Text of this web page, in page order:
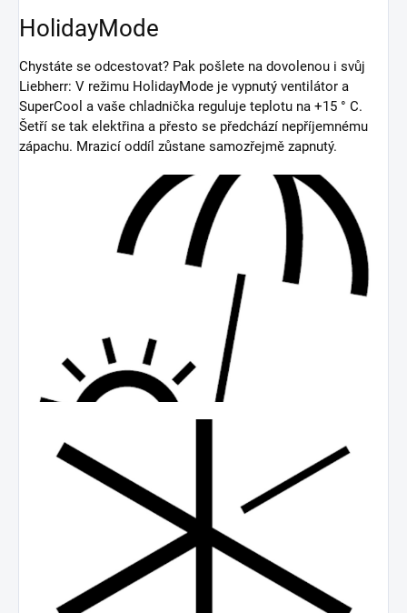
HolidayMode
Chystáte se odcestovat? Pak pošlete na dovolenou i svůj
Liebherr: V režimu HolidayMode je vypnutý ventilátor a
SuperCool a vaše chladnička reguluje teplotu na +15 ° C.
Šetří se tak elektřina a přesto se předchází nepříjemnému
zápachu. Mrazicí oddíl zůstane samozřejmě zapnutý.